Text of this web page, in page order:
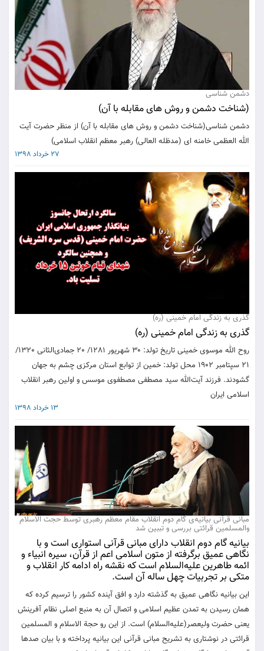
دشمن شناسی
(شناخت دشمن و روش های مقابله با آن)
دشمن شناسی(شناخت دشمن و روش های مقابله با آن) از منظر حضرت آیت
الله العظمی خامنه ای (مدظله العالی) رهبر معظم انقلاب اسلامی)
27 خرداد 1398
گذری به زندگی امام خمینی (ره)
گذری به زندگی امام خمینی (ره)
روح الله موسوی خمینی تاریخ تولد: 30 شهریور 1281/ 20 جمادی‌الثانی 1320/
21 سپتامبر 1902 محل تولد: خمین از توابع استان مرکزى چشم به جهان
گشودند. فرزند آیت‌الله سید مصطفی مصطفوی موسس و اولین رهبر انقلاب
اسلامی ایران
13 خرداد 1398
مبانی قرآنی بیانیه‌ی گام دوم انقلاب مقام معظم رهبری توسط حجت الاسلام
والمسلمین قرائتی بررسی و تببین شد
بیانیه گام دوم انقلاب دارای مبانی قرآنی استواری است و با
نگاهی عمیق برگرفته از متون اسلامی اعم از قرآن، سیره انبیاء و
ائمه طاهرین علیه‌السلام است که نقشه راه ادامه کار انقلاب و
متکی بر تجربیات چهل ساله آن است.
این بیانیه نگاهی عمیق به گذشته دارد و افق آینده کشور را ترسیم کرده که
همان رسیدن به تمدن عظیم اسلامی و اتصال آن به منبع اصلی نظام آفرینش
یعنی حضرت ولیعصر(علیه‌السلام) است. از این رو حجة الاسلام و المسلمین
قرائتی در نوشتاری به تشریح مبانی قرآنی این بیانیه پرداخته و با بیان صدها